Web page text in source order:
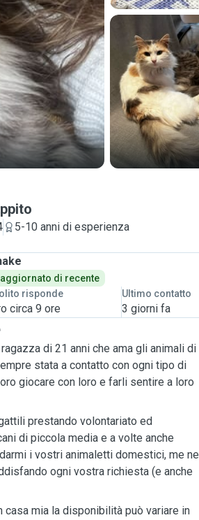
5-10 anni di esperienza
di recente
risponde
circa 9 ore
Ultimo contatto
3 giorni fa
di 21 anni che ama gli animali di
stata a contatto con ogni tipo di
giocare con loro e farli sentire a loro
prestando volontariato ed
di piccola media e a volte anche
i vostri animaletti domestici, me ne
ogni vostra richiesta (e anche
casa mia la disponibilità può variare in